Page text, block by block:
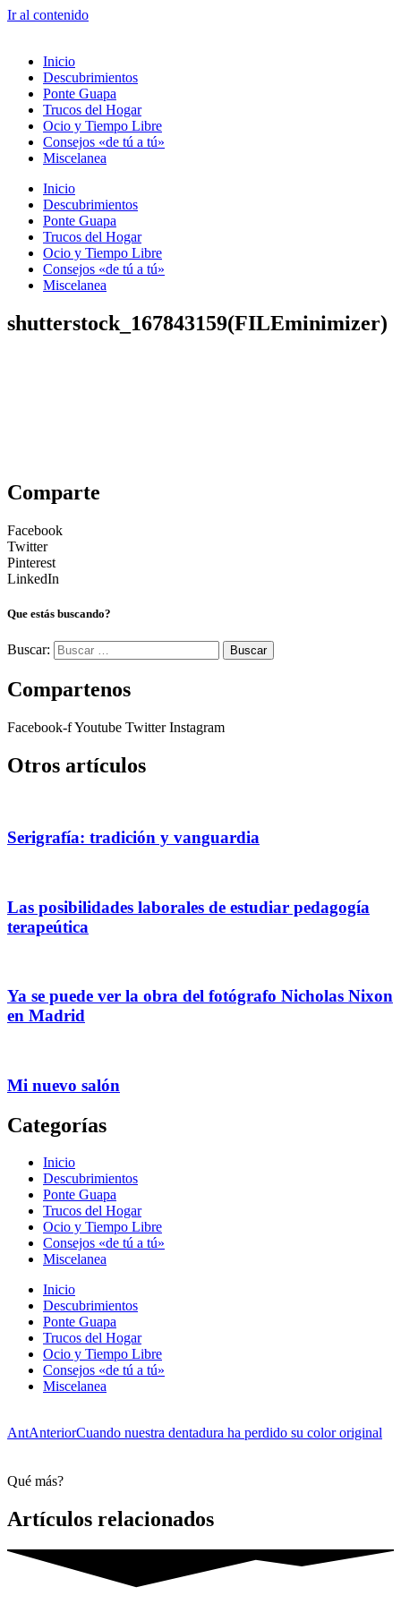
Ir al contenido
Inicio
Descubrimientos
Ponte Guapa
Trucos del Hogar
Ocio y Tiempo Libre
Consejos «de tú a tú»
Miscelanea
Inicio
Descubrimientos
Ponte Guapa
Trucos del Hogar
Ocio y Tiempo Libre
Consejos «de tú a tú»
Miscelanea
shutterstock_167843159(FILEminimizer)
Comparte
Facebook
Twitter
Pinterest
LinkedIn
Que estás buscando?
Buscar:
Compartenos
Facebook-fYoutube Twitter Instagram
Otros artículos
Serigrafía: tradición y vanguardia
Las posibilidades laborales de estudiar pedagogía
terapeútica
Ya se puede ver la obra del fotógrafo Nicholas Nixon
en Madrid
Mi nuevo salón
Categorías
Inicio
Descubrimientos
Ponte Guapa
Trucos del Hogar
Ocio y Tiempo Libre
Consejos «de tú a tú»
Miscelanea
Inicio
Descubrimientos
Ponte Guapa
Trucos del Hogar
Ocio y Tiempo Libre
Consejos «de tú a tú»
Miscelanea
AntAnteriorCuando nuestra dentadura ha perdido su color original
Qué más?
Artículos relacionados